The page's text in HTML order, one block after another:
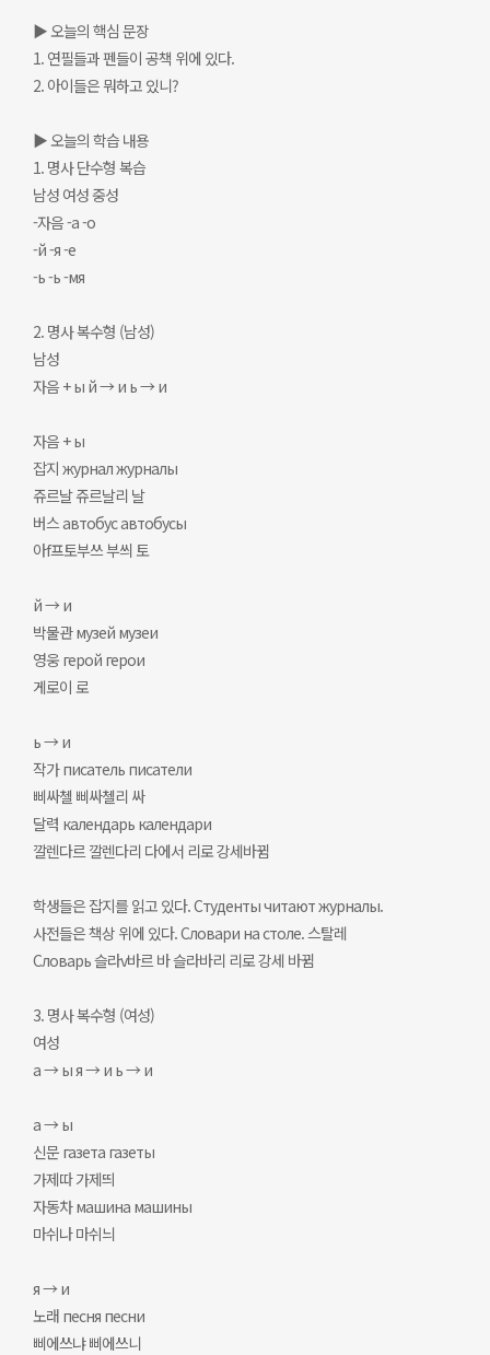
▶ 오늘의 핵심 문장
1. 연필들과 펜들이 공책 위에 있다.
2. 아이들은 뭐하고 있니?
▶ 오늘의 학습 내용
1. 명사 단수형 복습
남성 여성 중성
-자음 -а -о
-й -я -е
-ь -ь -мя
2. 명사 복수형 (남성)
남성
자음 + ы й → и ь → и
자음 + ы
잡지 журнал журналы
쥬르날 쥬르날리 날
버스 автобус автобусы
아f프토부쓰 부씌 토
й → и
박물관 музей музеи
영웅 герой герои
게로이 로
ь → и
작가 писатель писатели
삐싸첼 삐싸첼리 싸
달력 календарь календари
깔렌다르 깔렌다리 다에서 리로 강세바뀜
학생들은 잡지를 읽고 있다. Студенты читают журналы.
사전들은 책상 위에 있다. Словари на столе. 스탈레
Словарь 슬라v바르 바 슬라바리 리로 강세 바뀜
3. 명사 복수형 (여성)
여성
а → ы я → и ь → и
а → ы
신문 газета газеты
가제따 가제띄
자동차 машина машины
마쉬나 마쉬늬
я → и
노래 песня песни
삐에쓰냐 삐에쓰니